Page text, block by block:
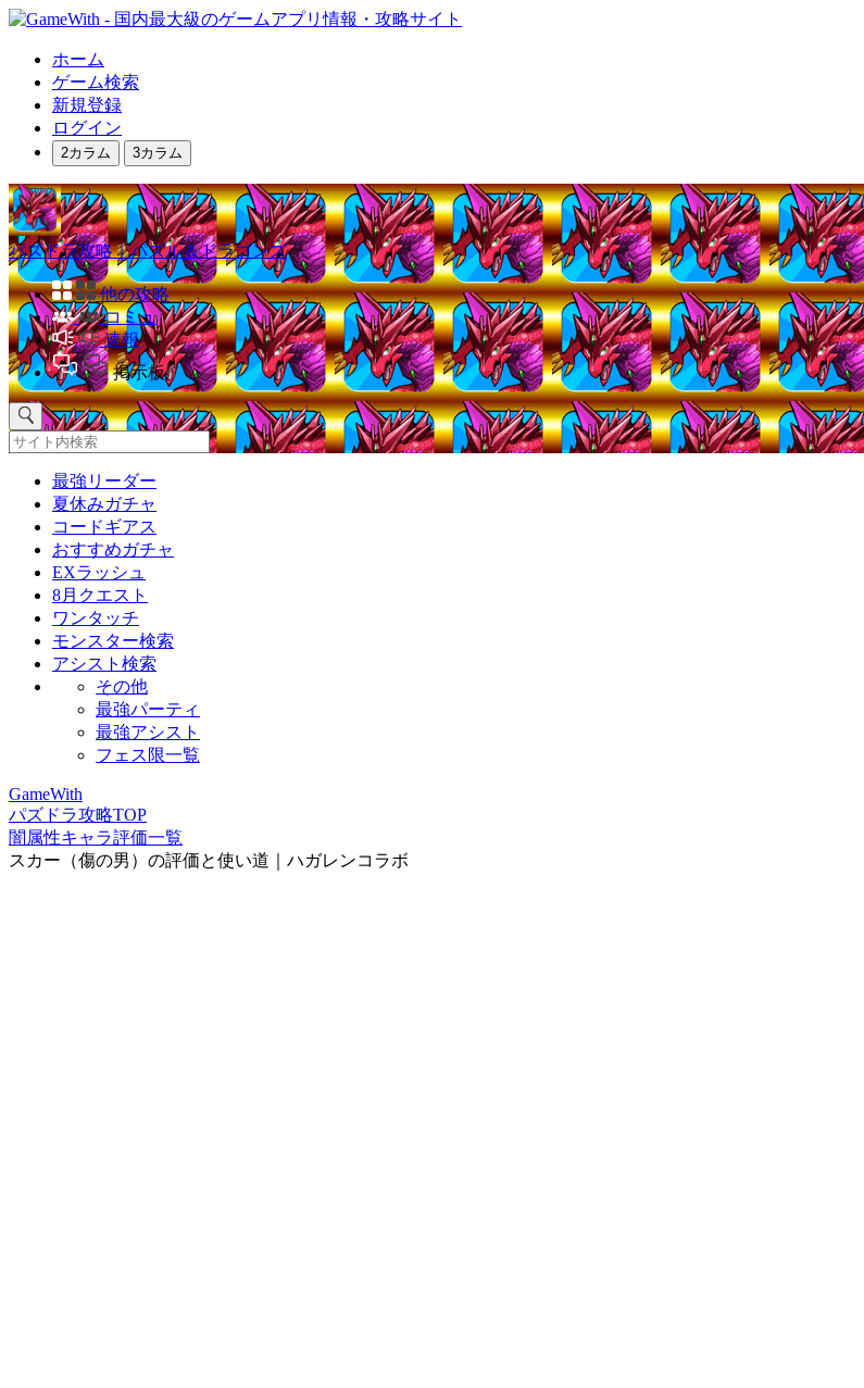
ホーム
ゲーム検索
新規登録
ログイン
2カラム 3カラム
パズドラ攻略｜パズル＆ドラゴンズ
他の攻略
コミュ
速報
掲示板
最強リーダー
夏休みガチャ
コードギアス
おすすめガチャ
EXラッシュ
8月クエスト
ワンタッチ
モンスター検索
アシスト検索
その他
最強パーティ
最強アシスト
フェス限一覧
GameWith
パズドラ攻略TOP
闇属性キャラ評価一覧
スカー（傷の男）の評価と使い道｜ハガレンコラボ